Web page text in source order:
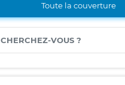
Toute la couverture